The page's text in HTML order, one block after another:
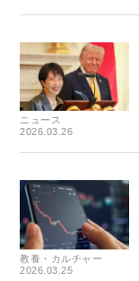
ニュース
2026.03.26
教養・カルチャー
2026.03.25